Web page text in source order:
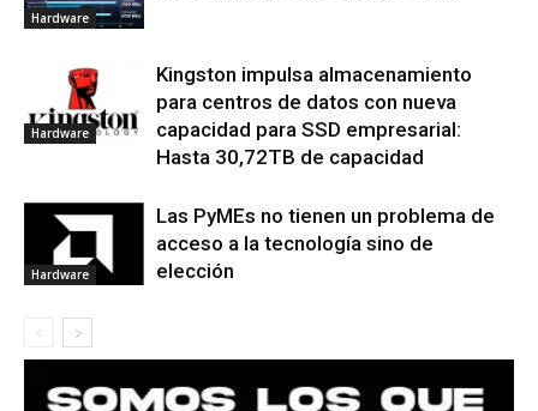
Hardware
Hardware
Kingston impulsa almacenamiento
para centros de datos con nueva
capacidad para SSD empresarial:
Hasta 30,72TB de capacidad
Hardware
Las PyMEs no tienen un problema de
acceso a la tecnología sino de
elección